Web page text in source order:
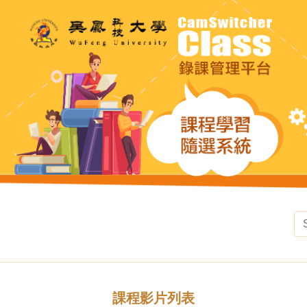
課程影片列表